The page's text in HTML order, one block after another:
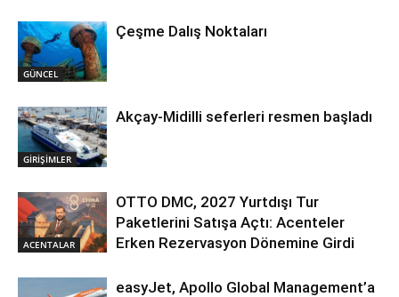
GÜNCEL
Çeşme Dalış Noktaları
GİRİŞİMLER
Akçay-Midilli seferleri resmen başladı
ACENTALAR
OTTO DMC, 2027 Yurtdışı Tur
Paketlerini Satışa Açtı: Acenteler
Erken Rezervasyon Dönemine Girdi
easyJet, Apollo Global Management’a